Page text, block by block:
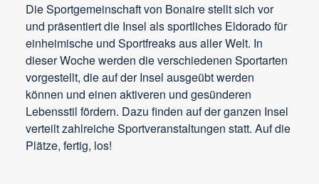
Die Sportgemeinschaft von Bonaire stellt sich vor
und präsentiert die Insel als sportliches Eldorado für
einheimische und Sportfreaks aus aller Welt. In
dieser Woche werden die verschiedenen Sportarten
vorgestellt, die auf der Insel ausgeübt werden
können und einen aktiveren und gesünderen
Lebensstil fördern. Dazu finden auf der ganzen Insel
verteilt zahlreiche Sportveranstaltungen statt. Auf die
Plätze, fertig, los!